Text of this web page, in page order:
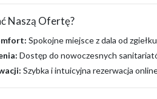
Naszą Ofertę?
Spokojne miejsce z dala od
Dostęp do nowoczesnych
Szybka i intuicyjna rezerwacja